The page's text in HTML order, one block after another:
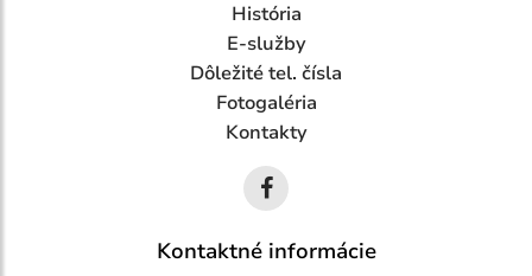
História
E-služby
Dôležité tel. čísla
Fotogaléria
Kontakty
Kontaktné informácie